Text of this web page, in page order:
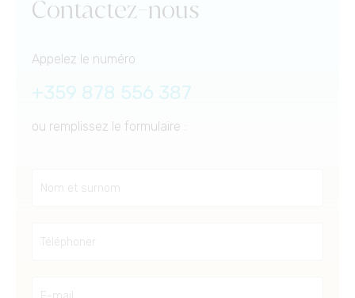
Contactez-nous
Appelez le numéro
+359 878 556 387
ou remplissez le formulaire :